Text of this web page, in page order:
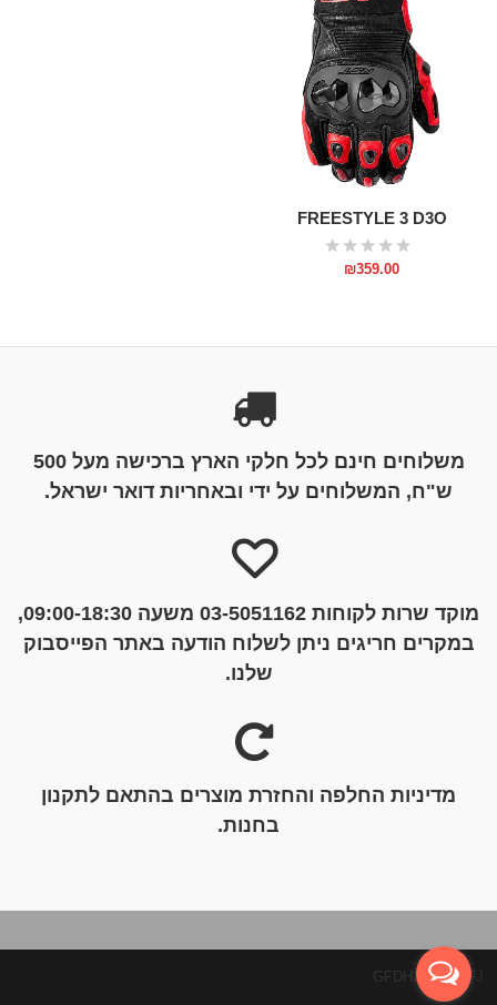
FREESTYLE 3 D3O
₪359.00
משלוחים חינם לכל חלקי הארץ ברכישה מעל 500
ש"ח, המשלוחים על ידי ובאחריות דואר ישראל.
מוקד שרות לקוחות 03-5051162 משעה 09:00-18:30,
במקרים חריגים ניתן לשלוח הודעה באתר הפייסבוק
שלנו.
מדיניות החלפה והחזרת מוצרים בהתאם לתקנון
בחנות.
GFDHJGHJDJFJ